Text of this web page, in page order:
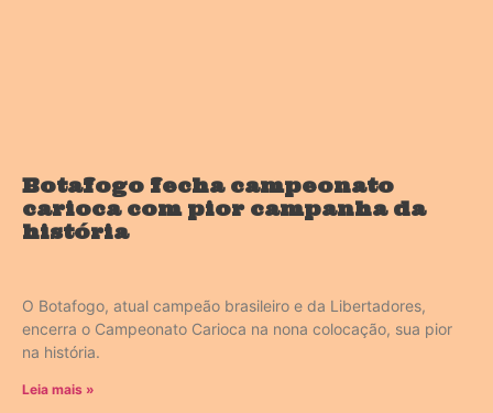
Botafogo fecha campeonato
carioca com pior campanha da
história
O Botafogo, atual campeão brasileiro e da Libertadores,
encerra o Campeonato Carioca na nona colocação, sua pior
na história.
Leia mais »